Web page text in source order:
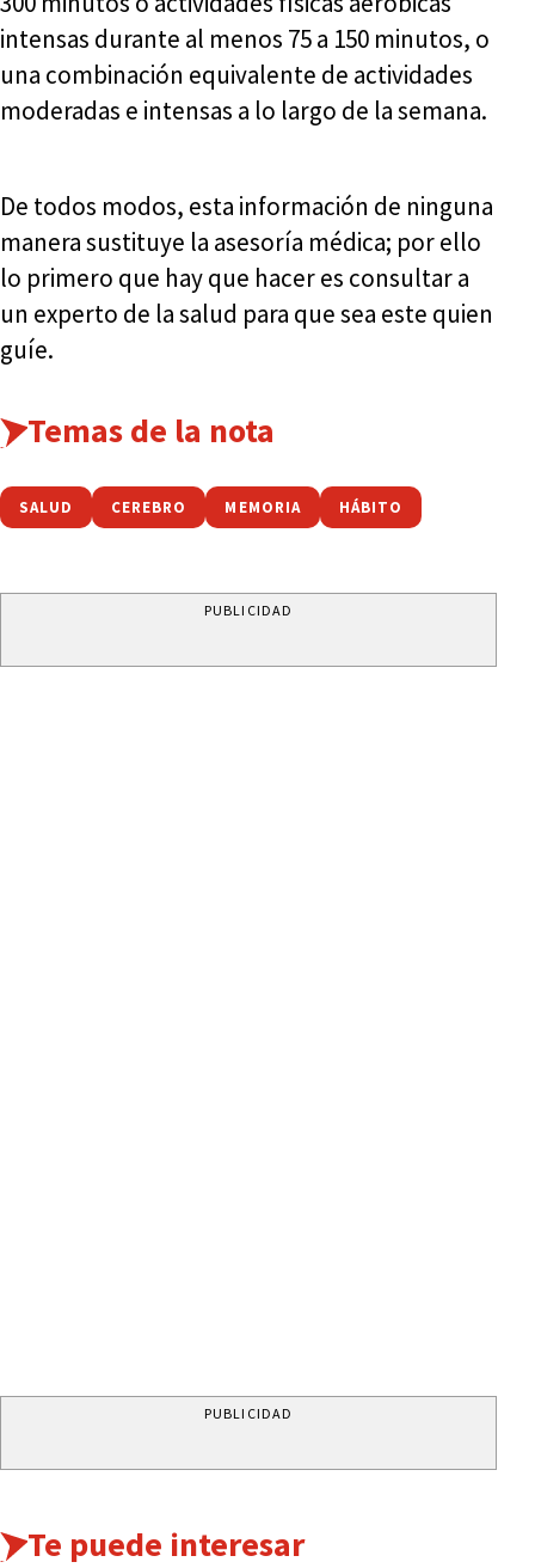
intensas durante al menos 75 a 150 minutos, o
una combinación equivalente de actividades
moderadas e intensas a lo largo de la semana.
De todos modos, esta información de ninguna
manera sustituye la asesoría médica; por ello
lo primero que hay que hacer es consultar a
un experto de la salud para que sea este quien
guíe.
Temas de la nota
SALUD CEREBRO MEMORIA HÁBITO
PUBLICIDAD
PUBLICIDAD
Te puede interesar